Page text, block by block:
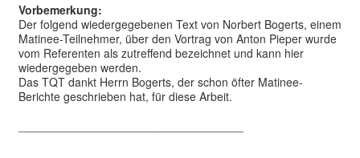
Vorbemerkung:
Der folgend wiedergegebenen Text von Norbert Bogerts, einem
Matinee-Teilnehmer, über den Vortrag von Anton Pieper wurde
vom Referenten als zutreffend bezeichnet und kann hier
wiedergegeben werden.
Das TQT dankt Herrn Bogerts, der schon öfter Matinee-
Berichte geschrieben hat, für diese Arbeit.